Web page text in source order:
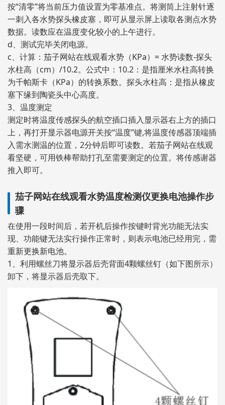
按“清零”将当前压力值设置为零基准点。将测筒上注射针逐
一刺入各水势探头橡皮塞，即可从显示屏上读取各测点水势
数据。读数应在温度变化较小的上午进行。
d、测试完毕关闭电源。
c、计算：茄子网站在线观看水势（KPa）= 水势读数-探头
水柱高（cm）/10.2。公式中：10.2：是指厘米水柱高转换
为千帕斯卡（KPa）的转换系数。探头水柱高：是指从橡皮
塞下缘到陶瓷头中心高度。
3、温度测定
测定时将温度传感探头的航空插口插入显示器右上方的插口
上，再打开显示器电源开关按“温度”键,将温度传感器顶端插
入需水测温的位置，2分钟后即可读数。若茄子网站在线观
看坚硬，可用铁棒帮助打孔至需要测定的位置。将传感谢器
推入即可。
茄子网站在线观看水势温度检测仪更换电池操作步
骤
在使用一段时间后，若开机后操作按键时背光功能无法实
现、功能键无法实行操作正常时，则表示电池已经用完，需
重新更换新电池。
1、利用螺丝刀将显示器后壳背面4颗螺丝钉（如下图所示）
卸下，将显示器后壳取下。